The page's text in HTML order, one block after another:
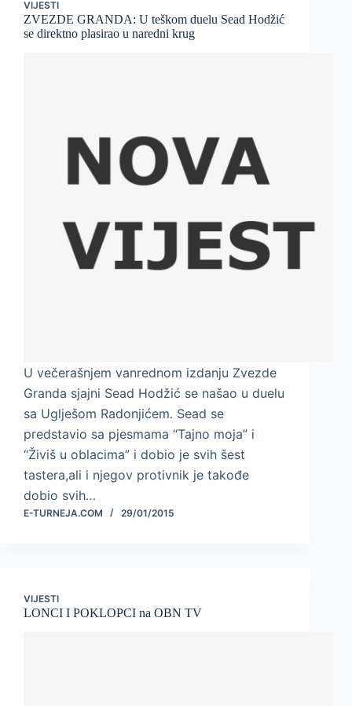
VIJESTI
ZVEZDE GRANDA: U teškom duelu Sead Hodžić
se direktno plasirao u naredni krug
U večerašnjem vanrednom izdanju Zvezde
Granda sjajni Sead Hodžić se našao u duelu
sa Uglješom Radonjićem. Sead se
predstavio sa pjesmama “Tajno moja” i
“Živiš u oblacima” i dobio je svih šest
tastera,ali i njegov protivnik je takođe
dobio svih…
E-TURNEJA.COM 29/01/2015
VIJESTI
LONCI I POKLOPCI na OBN TV